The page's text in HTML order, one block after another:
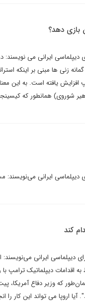
بازی دهد؟
ایرانی می نویسند:
زنی ها مبنی بر اینکه
یافته است. به این
دیپلماسی ایرانی
کند
دیپلماسی ایرانی می‌نویسند:
دیپلماتیک ترامپ با
که وزیر دفاع آمریکا،
اروپا می تواند این کار را